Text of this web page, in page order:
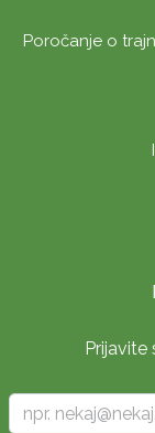
Poročanje o
Prijavite